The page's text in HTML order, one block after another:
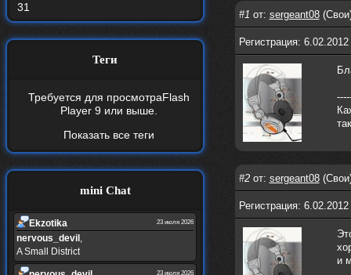
31
Теги
Требуется для просмотраFlash
Player 9 или выше.
Показать все теги
mini Chat
Ekzotika 23 июля 2026
nеrvous_dеvil ,
A Small District
23 июля 2026
#1 от: sergeant08
Регистрация:
#2от: sergeant08
Регистрация:
и